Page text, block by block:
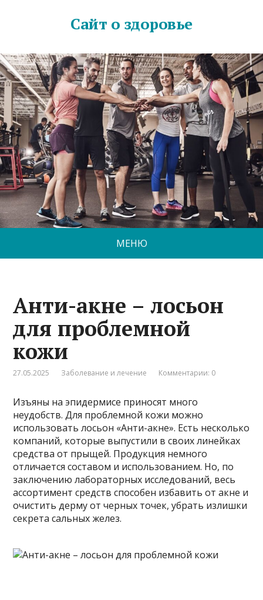
Сайт о здоровье
МЕНЮ
Анти-акне – лосьон
для проблемной
кожи
27.05.2025 Заболевание и лечение Комментарии: 0
Изъяны на эпидермисе приносят много
неудобств. Для проблемной кожи можно
использовать лосьон «Анти-акне». Есть несколько
компаний, которые выпустили в своих линейках
средства от прыщей. Продукция немного
отличается составом и использованием. Но, по
заключению лабораторных исследований, весь
ассортимент средств способен избавить от акне и
очистить дерму от черных точек, убрать излишки
секрета сальных желез.